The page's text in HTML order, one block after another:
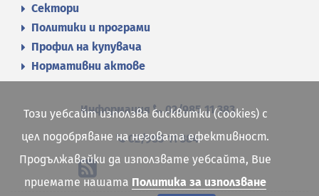
Сектори
Политики и програми
Профил на купувача
Нормативни актове
Информация 02/985 11 383
02/985 11 384
Този уебсайт използва бисквитки (cookies) с
цел подобряване на неговата ефективност.
Продължавайки да използвате уебсайта, Вие
приемате нашата Политика за използване